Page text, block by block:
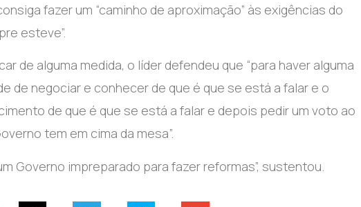
fazer um “caminho de aproximação” às exigências do
esteve”.
de alguma medida, o líder defendeu que “para haver alguma
de negociar e conhecer de que é que se está a falar e o
de que é que se está a falar e depois pedir um voto ao
tem em cima da mesa”.
Governo impreparado para fazer reformas”, sustentou.